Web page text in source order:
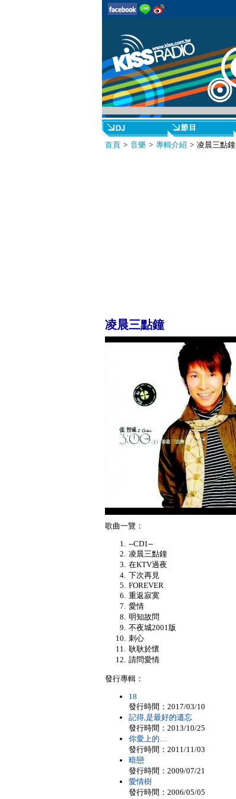
首頁> 音樂> 專輯介紹 > 凌晨三點鐘
凌晨三點鐘
歌曲一覽：
--CD1--
凌晨三點鐘
在KTV過夜
下次再見
FOREVER
重返寂寞
愛情
明知故問
不夜城2001版
刺心
耿耿於懷
請問愛情
發行專輯：
18
發行時間：2017/03/10
記得,是最好的遺忘
發行時間：2013/10/25
你愛上的…
發行時間：2011/11/03
暗戀
發行時間：2009/07/21
愛情樹
發行時間：2006/05/05